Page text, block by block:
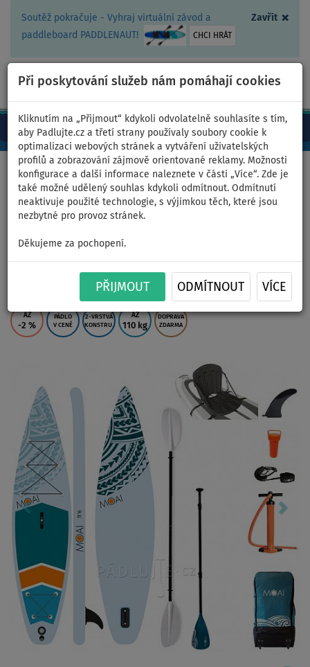
Zavřít ×
Soutěž pokračuje - Vyhraj virtuální závod a
paddleboard PADDLENAUT!
CHCI HRÁT
Při poskytování služeb nám pomáhají cookies
Kliknutím na „Přijmout“ kdykoli odvolatelně souhlasíte s tím,
aby Padlujte.cz a třetí strany používaly soubory cookie k
optimalizaci webových stránek a vytváření uživatelských
profilů a zobrazování zájmově orientované reklamy. Možnosti
konfigurace a další informace naleznete v části „Více“. Zde je
také možné udělený souhlas kdykoli odmítnout. Odmítnutí
neaktivuje použité technologie, s výjimkou těch, které jsou
nezbytné pro provoz stránek.
Děkujeme za pochopení.
PŘIJMOUT ODMÍTNOUT VÍCE
CZ/Kč +420 467 409 090 0ks
Domů >Nafukovací paddleboardy >TOURING
Paddleboard MOAI Touring
11'6 - nafukovací paddleboard
- varianta: kajaková sada
AŽ
-2 %
PÁDLO
V CENĚ
2-VRSTVÁ
KONSTRU.
AŽ
110 kg
DOPRAVA
ZDARMA